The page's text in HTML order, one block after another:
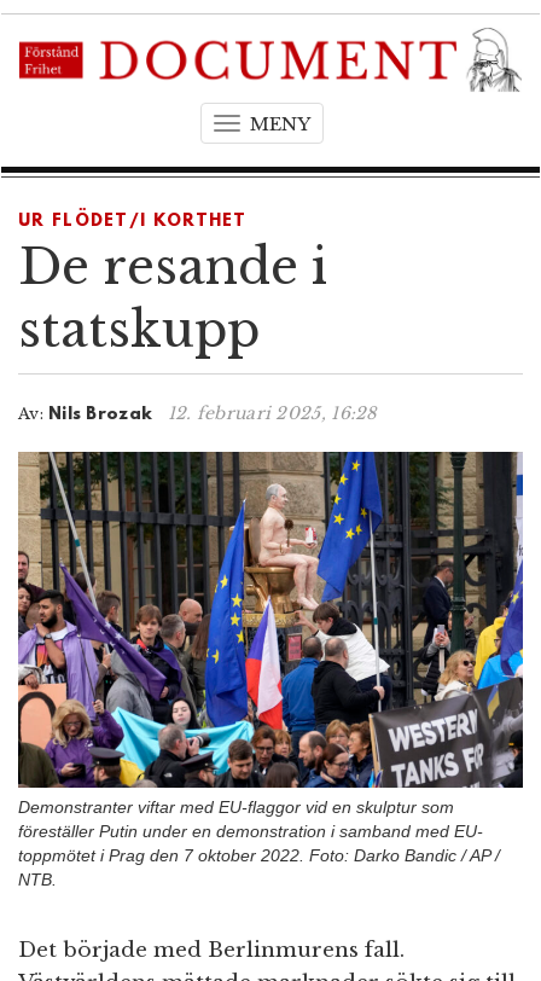
MENYT
g
g
t
i
o
n
UR FLÖDET/I KORTHET
De resande i
statskupp
Av: Nils Brozak 12. februari 2025, 16:28
Demonstranter viftar med EU-flaggor vid en skulptur som
föreställer Putin under en demonstration i samband med EU-
toppmötet i Prag den 7 oktober 2022. Foto: Darko Bandic / AP /
NTB.
Det började med Berlinmurens fall.